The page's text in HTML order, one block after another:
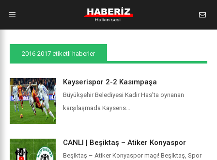
2016-2017 etiketli haberler
Kayserispor 2-2 Kasımpaşa
Büyükşehir Belediyesi Kadir Has’ta oynanan
karşılaşmada Kayseris...
CANLI | Beşiktaş – Atiker Konyaspor
Beşiktaş – Atiker Konyaspor maçı! Beşiktaş, Spor